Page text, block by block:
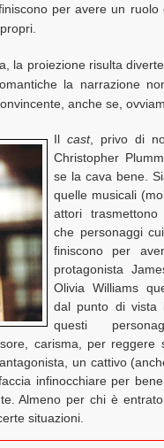
per avere un ruolo
la proiezione risulta
la narrazione
anche se,
Il cast, privo di
Christopher
se la cava bene.
quelle musicali
attori
che personaggi
finiscono per
protagonista
Olivia Williams
dal punto di vista
questi
carisma, per reggere
un cattivo
infinocchiare per
Almeno per chi è
situazioni.